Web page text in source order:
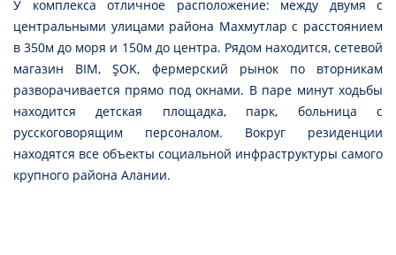
У комплекса отличное расположение: между двумя с
центральными улицами района Махмутлар с расстоянием
в 350м до моря и 150м до центра. Рядом находится, сетевой
магазин BIM, ŞOK, фермерский рынок по вторникам
разворачивается прямо под окнами. В паре минут ходьбы
находится детская площадка, парк, больница с
русскоговорящим персоналом. Вокруг резиденции
находятся все объекты социальной инфраструктуры самого
крупного района Алании.